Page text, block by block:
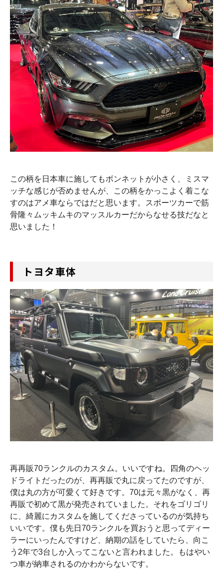
この柄を日本車に施してもボンネットが小さく、ミスマ
ッチな感じが否めませんが、この柄をかっこよく着こな
すのはアメ車ならではだと思います。スポーツカーで筋
骨隆々ムッキムキのマッスルカーだからなせる技だなと
思いました！
トヨタ車体
再再販70ランクルのカスタム。いいですね。四角のヘッ
ドライトだったのが、再再販で丸に戻ってたのですが、
僕は丸の方が可愛くて好きです。70は元々黒がなく、再
再販で初めて黒が発売されていました。それをゴリゴリ
に、綺麗にカスタムを施してくださっているのが気持ち
いいです。僕も先日70ランクルを買おうと思ってディー
ラーにいったんですけど、納期の話をしていたら、向こ
う2年で3台しか入ってこないと言われました。もはやい
つ車が納車されるのかわからないです。